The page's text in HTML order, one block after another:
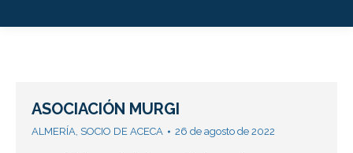
ASOCIACIÓN MURGI
ALMERÍA, SOCIO DE ACECA 26 de agosto de 2022